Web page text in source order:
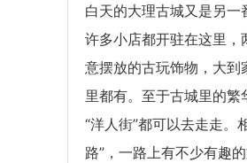
白天的大理古城又是另
许多小店都开驻在这里
意摆放的古玩饰物，大
里都有。至于古城里的繁
“洋人街”都可以去走走。
路”，一路上有不少有趣